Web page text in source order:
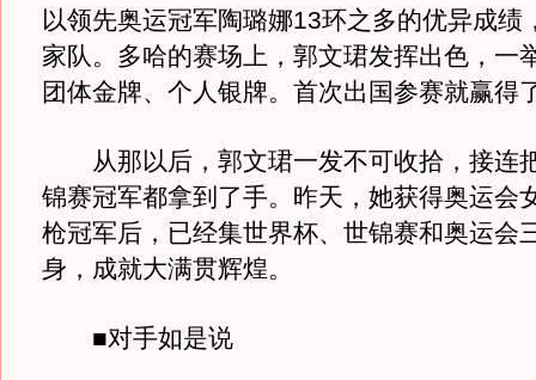
以领先奥运冠军陶璐娜13环之多的优异成绩
家队。多哈的赛场上，郭文珺发挥出色，一
团体金牌、个人银牌。首次出国参赛就赢得
从那以后，郭文珺一发不可收拾，接连
锦赛冠军都拿到了手。昨天，她获得奥运会
枪冠军后，已经集世界杯、世锦赛和奥运会
身，成就大满贯辉煌。
■对手如是说